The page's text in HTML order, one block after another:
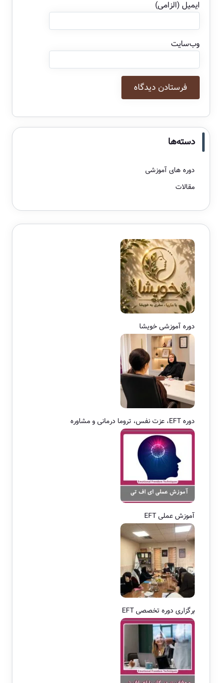
ایمیل (الزامی)
وب‌سایت
دسته‌ها
دوره های آموزشی
مقالات
دوره آموزشی خویشا
دوره EFT، عزت نفس، تروما درمانی و مشاوره
آموزش عملی EFT
برگزاری دوره تخصصی EFT